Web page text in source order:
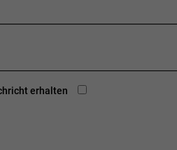
erhalten